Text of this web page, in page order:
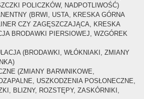
POLICZKÓW, NADPOTLIWOŚĆ)
(BRWI, USTA, KRESKA GÓRNA
CZY ZAGĘSZCZAJĄCA, KRESKA
BRODAWKI PIERSIOWEJ, WZGÓREK
(BRODAWKI, WŁÓKNIAKI, ZMIANY
(ZMIANY BARWNIKOWE,
USZKODZENIA POSŁONECZNE,
BLIZNY, ROZSTĘPY, ZASKÓRNIKI,